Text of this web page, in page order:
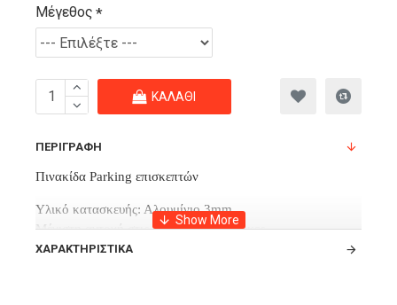
Μέγεθος
ΚΑΛΆΘΙ
ΠΕΡΙΓΡΑΦΉ
Πινακίδα Parking επισκεπτών
Υλικό κατασκευής: Αλουμίνιο 3mm
Μέγιστη αντοχή στις εξωτερικές συνθήκες.
ΧΑΡΑΚΤΗΡΙΣΤΙΚΆ